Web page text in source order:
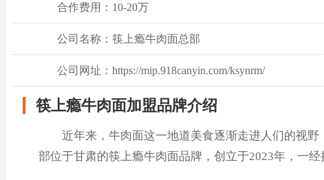
合作费用：10-20万
公司名称：筷上瘾牛肉面总部
公司网址：https://mip.918canyin.com/ksynrm/
筷上瘾牛肉面加盟品牌介绍
近年来，牛肉面这一地道美食逐渐走进人们的视野
部位于甘肃的筷上瘾牛肉面品牌，创立于2023年，一